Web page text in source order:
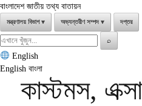
বাংলাদেশ জাতীয় তথ্য বাতায়ন
মন্ত্রণালয় বিভাগ ▾ অভ্যন্তরীণ সম্পদ ▾ দপ্তর
Search
for:
⌕
English
English বাংলা
কাস্টমস,